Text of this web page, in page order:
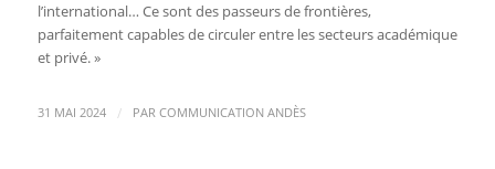
l’international… Ce sont des passeurs de frontières,
parfaitement capables de circuler entre les secteurs académique
et privé. »
31 MAI 2024 / PAR COMMUNICATION ANDÈS